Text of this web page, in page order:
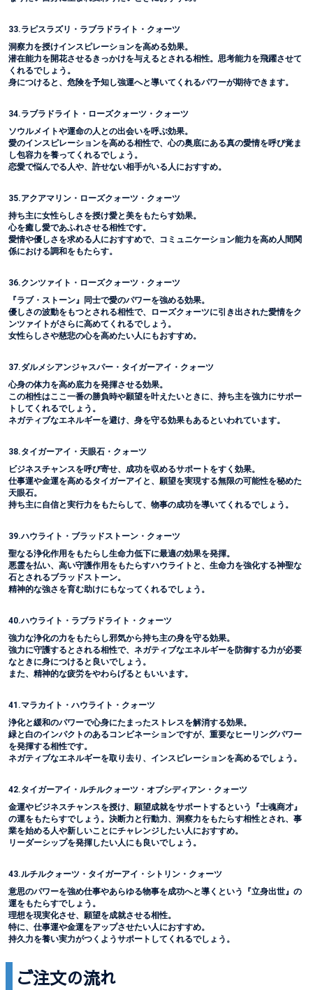
33.ラピスラズリ・ラブラドライト・クォーツ
洞察力を授けインスピレーションを高める効果。
潜在能力を開花させるきっかけを与えるとされる相性。思考能力を飛躍させて
くれるでしょう。
身につけると、危険を予知し強運へと導いてくれるパワーが期待できます。
34.ラブラドライト・ローズクォーツ・クォーツ
ソウルメイトや運命の人との出会いを呼ぶ効果。
愛のインスピレーションを高める相性で、心の奥底にある真の愛情を呼び覚ま
し包容力を養ってくれるでしょう。
恋愛で悩んでる人や、許せない相手がいる人におすすめ。
35.アクアマリン・ローズクォーツ・クォーツ
持ち主に女性らしさを授け愛と美をもたらす効果。
心を癒し愛であふれさせる相性です。
愛情や優しさを求める人におすすめで、コミュニケーション能力を高め人間関
係における調和をもたらす。
36.クンツァイト・ローズクォーツ・クォーツ
『ラブ・ストーン』同士で愛のパワーを強める効果。
優しさの波動をもつとされる相性で、ローズクォーツに引き出された愛情をク
ンツァイトがさらに高めてくれるでしょう。
女性らしさや慈悲の心を高めたい人にもおすすめ。
37.ダルメシアンジャスパー・タイガーアイ・クォーツ
心身の体力を高め底力を発揮させる効果。
この相性はここ一番の勝負時や願望を叶えたいときに、持ち主を強力にサポー
トしてくれるでしょう。
ネガティブなエネルギーを避け、身を守る効果もあるといわれています。
38.タイガーアイ・天眼石・クォーツ
ビジネスチャンスを呼び寄せ、成功を収めるサポートをすく効果。
仕事運や金運を高めるタイガーアイと、願望を実現する無限の可能性を秘めた
天眼石。
持ち主に自信と実行力をもたらして、物事の成功を導いてくれるでしょう。
39.ハウライト・ブラッドストーン・クォーツ
聖なる浄化作用をもたらし生命力低下に最適の効果を発揮。
悪霊を払い、高い守護作用をもたらすハウライトと、生命力を強化する神聖な
石とされるブラッドストーン。
精神的な強さを育む助けにもなってくれるでしょう。
40.ハウライト・ラブラドライト・クォーツ
強力な浄化の力をもたらし邪気から持ち主の身を守る効果。
強力に守護するとされる相性で、ネガティブなエネルギーを防御する力が必要
なときに身につけると良いでしょう。
また、精神的な疲労をやわらげるともいいます。
41.マラカイト・ハウライト・クォーツ
浄化と緩和のパワーで心身にたまったストレスを解消する効果。
緑と白のインパクトのあるコンビネーションですが、重要なヒーリングパワー
を発揮する相性です。
ネガティブなエネルギーを取り去り、インスピレーションを高めるでしょう。
42.タイガーアイ・ルチルクォーツ・オブシディアン・クォーツ
金運やビジネスチャンスを授け、願望成就をサポートするという『士魂商才』
の運をもたらすでしょう。決断力と行動力、洞察力をもたらす相性とされ、事
業を始める人や新しいことにチャレンジしたい人におすすめ。
リーダーシップを発揮したい人にも良いでしょう。
43.ルチルクォーツ・タイガーアイ・シトリン・クォーツ
意思のパワーを強め仕事やあらゆる物事を成功へと導くという『立身出世』の
運をもたらすでしょう。
理想を現実化させ、願望を成就させる相性。
特に、仕事運や金運をアップさせたい人におすすめ。
持久力を養い実力がつくようサポートしてくれるでしょう。
ご注文の流れ